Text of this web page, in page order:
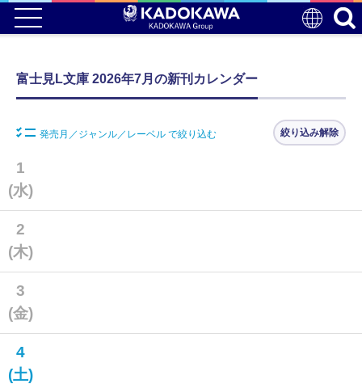
富士見L文庫 2026年7月の新刊カレンダー
発売月／ジャンル／レーベル で絞り込む 絞り込み解除
1
(水)
2
(木)
3
(金)
4
(土)